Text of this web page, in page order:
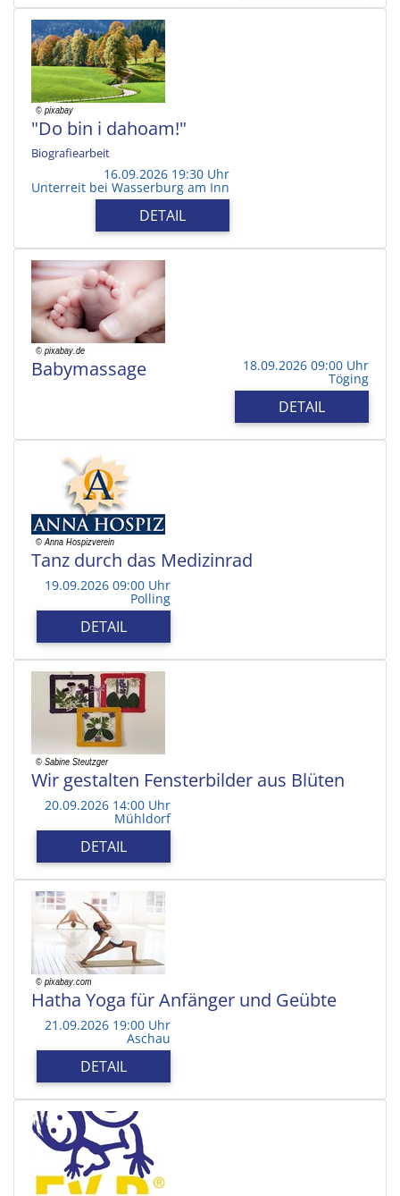
"Do bin i dahoam!"
Biografiearbeit
16.09.2026 19:30 Uhr
Unterreit bei Wasserburg am Inn
DETAIL
Babymassage 18.09.2026 09:00 Uhr
Töging
DETAIL
Tanz durch das Medizinrad
19.09.2026 09:00 Uhr
Polling
DETAIL
Wir gestalten Fensterbilder aus Blüten
20.09.2026 14:00 Uhr
Mühldorf
DETAIL
Hatha Yoga für Anfänger und Geübte
21.09.2026 19:00 Uhr
Aschau
DETAIL